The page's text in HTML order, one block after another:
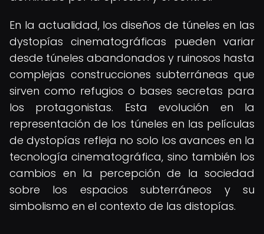
En la actualidad, los diseños de túneles en las
dystopías cinematográficas pueden variar
desde túneles abandonados y ruinosos hasta
complejas construcciones subterráneas que
sirven como refugios o bases secretas para
los protagonistas. Esta evolución en la
representación de los túneles en las películas
de dystopías refleja no solo los avances en la
tecnología cinematográfica, sino también los
cambios en la percepción de la sociedad
sobre los espacios subterráneos y su
simbolismo en el contexto de las distopías.